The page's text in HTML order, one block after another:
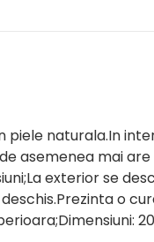
naturala.​​​​​​​In
asemenea mai
exterior se
o
20